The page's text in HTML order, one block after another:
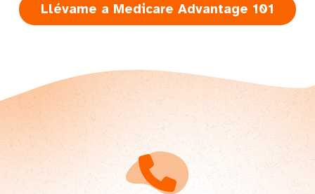
Llévame a Medicare Advantage 101